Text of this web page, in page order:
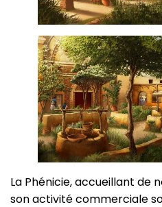
La Phénicie, accueillant de
son activité commerciale